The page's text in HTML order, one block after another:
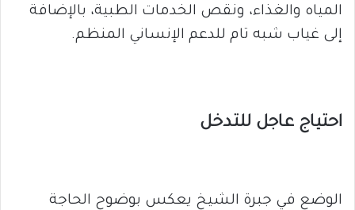
المياه والغذاء، ونقص الخدمات الطبية، بالإضافة
إلى غياب شبه تام للدعم الإنساني المنظم.
احتياج عاجل للتدخل
الوضع في جبرة الشيخ يعكس بوضوح الحاجة